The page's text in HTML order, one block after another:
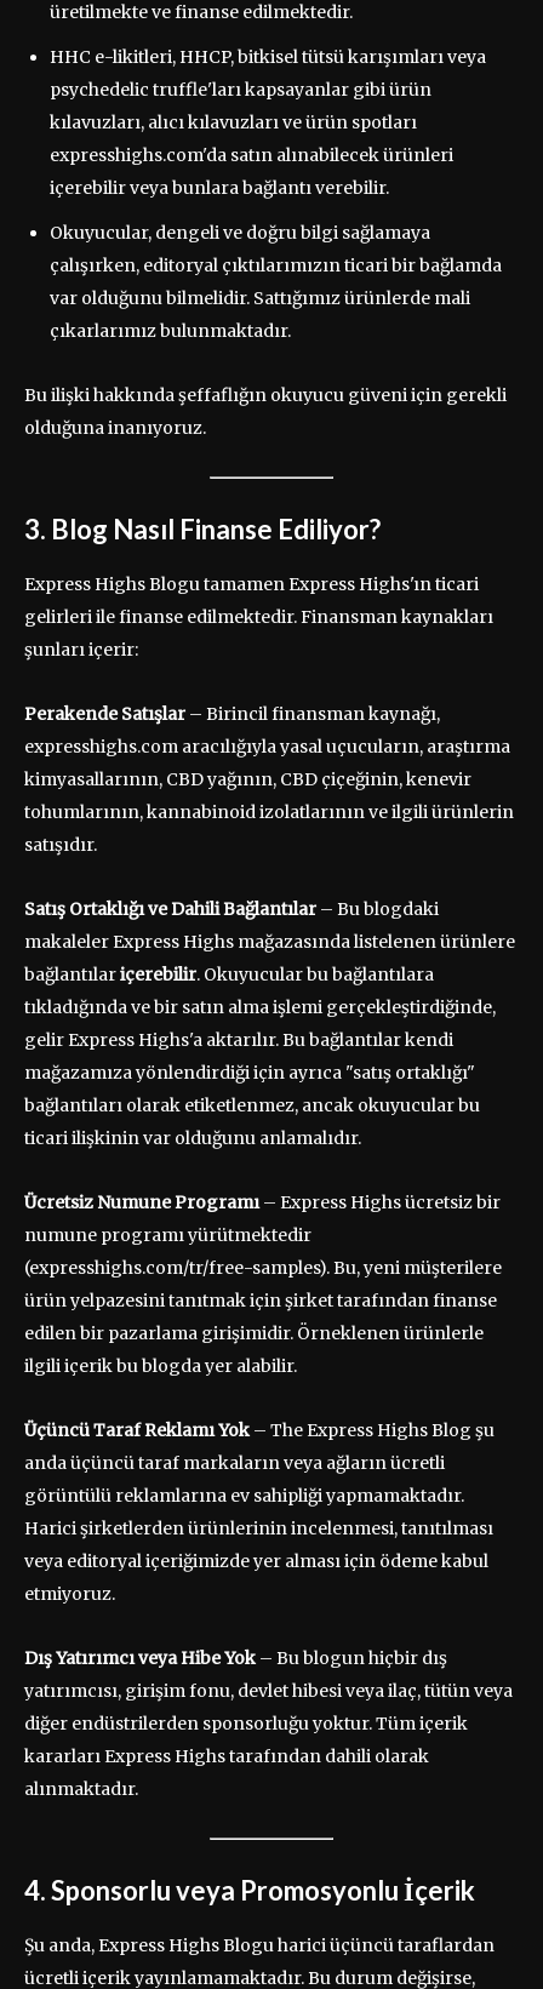
üretilmekte ve finanse edilmektedir.
HHC e-likitleri, HHCP, bitkisel tütsü karışımları veya
psychedelic truffle'ları kapsayanlar gibi ürün
kılavuzları, alıcı kılavuzları ve ürün spotları
expresshighs.com'da satın alınabilecek ürünleri
içerebilir veya bunlara bağlantı verebilir.
Okuyucular, dengeli ve doğru bilgi sağlamaya
çalışırken, editoryal çıktılarımızın ticari bir bağlamda
var olduğunu bilmelidir. Sattığımız ürünlerde mali
çıkarlarımız bulunmaktadır.
Bu ilişki hakkında şeffaflığın okuyucu güveni için gerekli
olduğuna inanıyoruz.
3. Blog Nasıl Finanse Ediliyor?
Express Highs Blogu tamamen Express Highs'ın ticari
gelirleri ile finanse edilmektedir. Finansman kaynakları
şunları içerir:
Perakende Satışlar – Birincil finansman kaynağı,
expresshighs.com aracılığıyla yasal uçucuların, araştırma
kimyasallarının, CBD yağının, CBD çiçeğinin, kenevir
tohumlarının, kannabinoid izolatlarının ve ilgili ürünlerin
satışıdır.
Satış Ortaklığı ve Dahili Bağlantılar – Bu blogdaki
makaleler Express Highs mağazasında listelenen ürünlere
bağlantılariçerebilir. Okuyucular bu bağlantılara
tıkladığında ve bir satın alma işlemi gerçekleştirdiğinde,
gelir Express Highs'a aktarılır. Bu bağlantılar kendi
mağazamıza yönlendirdiği için ayrıca "satış ortaklığı"
bağlantıları olarak etiketlenmez, ancak okuyucular bu
ticari ilişkinin var olduğunu anlamalıdır.
Ücretsiz Numune Programı– Express Highs ücretsiz bir
numune programı yürütmektedir
(expresshighs.com/tr/free-samples). Bu, yeni müşterilere
ürün yelpazesini tanıtmak için şirket tarafından finanse
edilen bir pazarlama girişimidir. Örneklenen ürünlerle
ilgili içerik bu blogda yer alabilir.
Üçüncü Taraf Reklamı Yok– The Express Highs Blog şu
anda üçüncü taraf markaların veya ağların ücretli
görüntülü reklamlarına ev sahipliği yapmamaktadır.
Harici şirketlerden ürünlerinin incelenmesi, tanıtılması
veya editoryal içeriğimizde yer alması için ödeme kabul
etmiyoruz.
Dış Yatırımcı veya Hibe Yok– Bu blogun hiçbir dış
yatırımcısı, girişim fonu, devlet hibesi veya ilaç, tütün veya
diğer endüstrilerden sponsorluğu yoktur. Tüm içerik
kararları Express Highs tarafından dahili olarak
alınmaktadır.
4. Sponsorlu veya Promosyonlu İçerik
Şu anda, Express Highs Blogu harici üçüncü taraflardan
ücretli içerik yayınlamamaktadır. Bu durum değişirse,